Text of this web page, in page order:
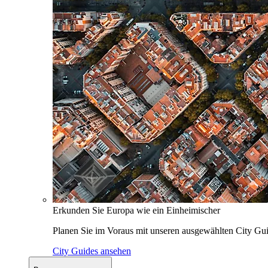
Erkunden Sie Europa wie ein Einheimischer
Planen Sie im Voraus mit unseren ausgewählten City
City Guides ansehen